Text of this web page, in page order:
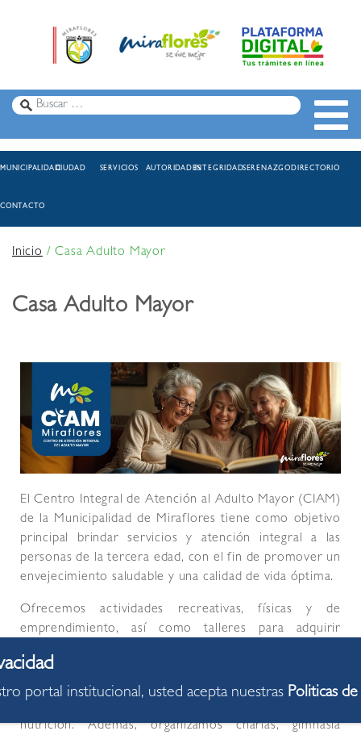
MUNICIPALIDADCIUDAD SERVICIOS AUTORIDADESINTEGRIDADSERENAZGODIRECTORIO
CONTACTO
Inicio/Casa Adulto Mayor
Casa Adulto Mayor
El Centro Integral de Atención al Adulto Mayor (CIAM)
de la Municipalidad de Miraflores tiene como objetivo
principal brindar servicios y atención integral a las
personas de la tercera edad, con el fin de promover un
envejecimiento saludable y una calidad de vida óptima.
Ofrecemos actividades recreativas, físicas y de
emprendimiento, así como talleres para adquirir
adulto mayor. También realizamos actividades
culturales y recreativas, actividades de promoción de la
nutrición. Además, organizamos charlas, gimnasia
portal institucional, usted acepta nuestras Politicas